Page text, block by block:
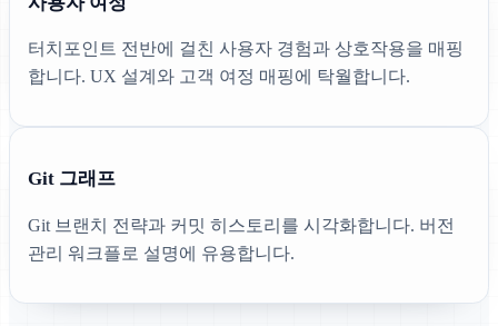
터치포인트 전반에 걸친 사용자 경험과 상호작용을 매핑
합니다. UX 설계와 고객 여정 매핑에 탁월합니다.
Git 그래프
Git 브랜치 전략과 커밋 히스토리를 시각화합니다. 버전
관리 워크플로 설명에 유용합니다.